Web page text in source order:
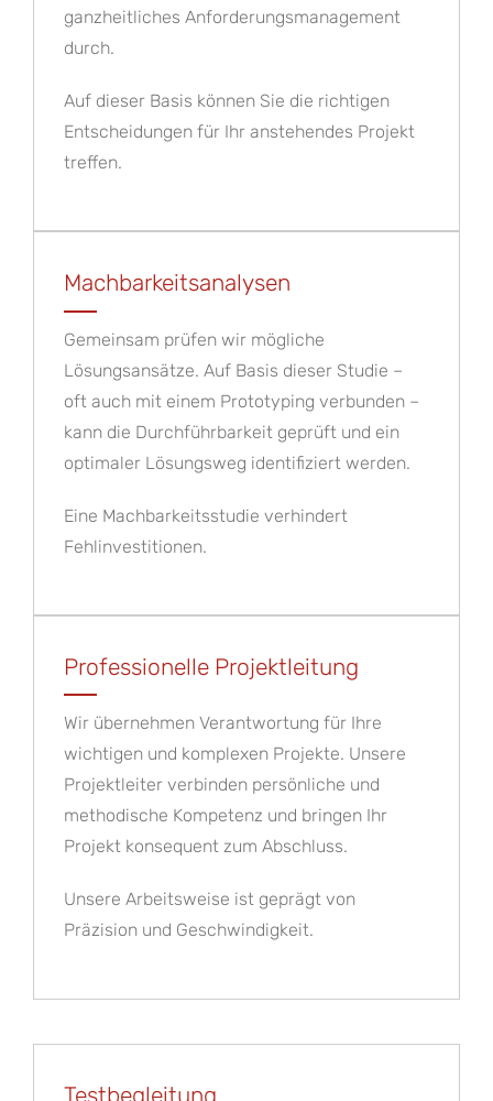
ganzheitliches Anforderungsmanagement
durch.
Auf dieser Basis können Sie die richtigen
Entscheidungen für Ihr anstehendes Projekt
treffen.
Machbarkeitsanalysen
Gemeinsam prüfen wir mögliche
Lösungsansätze. Auf Basis dieser Studie –
oft auch mit einem Prototyping verbunden –
kann die Durchführbarkeit geprüft und ein
optimaler Lösungsweg identifiziert werden.
Eine Machbarkeitsstudie verhindert
Fehlinvestitionen.
Professionelle Projektleitung
Wir übernehmen Verantwortung für Ihre
wichtigen und komplexen Projekte. Unsere
Projektleiter verbinden persönliche und
methodische Kompetenz und bringen Ihr
Projekt konsequent zum Abschluss.
Unsere Arbeitsweise ist geprägt von
Präzision und Geschwindigkeit.
Testbegleitung